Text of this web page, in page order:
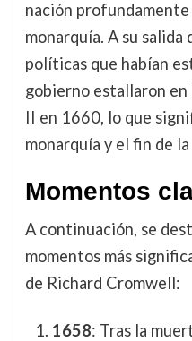
nación profundamente
monarquía. A su
políticas que habían
gobierno estallaron
II en 1660, lo que
monarquía y el fin de
Momentos
A continuación, se
momentos más
de Richard Cromwell:
1658: Tras la